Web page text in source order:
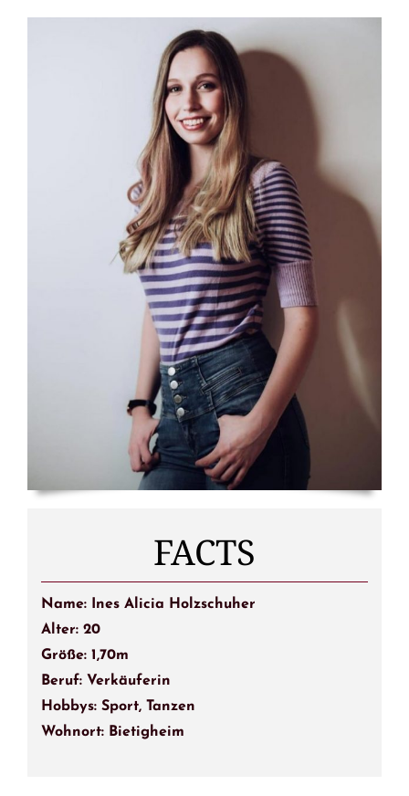
FACTS
Name: Ines Alicia Holzschuher
Alter: 20
Größe: 1,70m
Beruf: Verkäuferin
Hobbys: Sport, Tanzen
Wohnort: Bietigheim